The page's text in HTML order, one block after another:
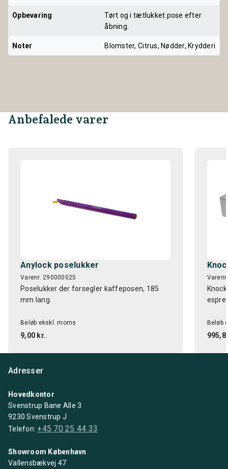
Opbevaring
Tørt og i tætlukket pose efter
åbning.
Noter Blomster, Citrus, Nødder, Krydderi
Anbefalede varer
Anylock poselukker
Varenr. 290000025
Poselukker der forsegler kaffeposen, 185
mm lang
Beløb ekskl. moms
9,00 kr.
Beløb
Adresser
Hovedkontor
Svenstrup Bane Alle 3
9230 Svenstrup J
Telefon:+45 70 25 44 33
Showroom København
Vallensbækvej 47